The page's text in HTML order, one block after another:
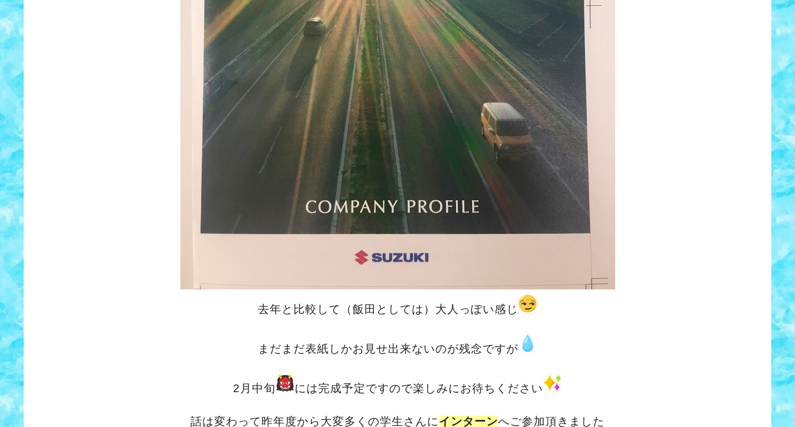
去年と比較して（飯田としては）大人っぽい感じ
まだまだ表紙しかお見せ出来ないのが残念ですが
2月中旬 には完成予定ですので楽しみにお待ちください
話は変わって昨年度から大変多くの学生さんにインターンへご参加頂きました